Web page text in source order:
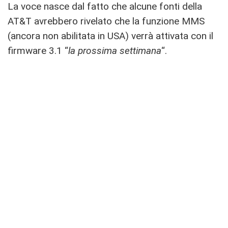
La voce nasce dal fatto che alcune fonti della
AT&T avrebbero rivelato che la funzione MMS
(ancora non abilitata in USA) verrà attivata con il
firmware 3.1 “la prossima settimana“.